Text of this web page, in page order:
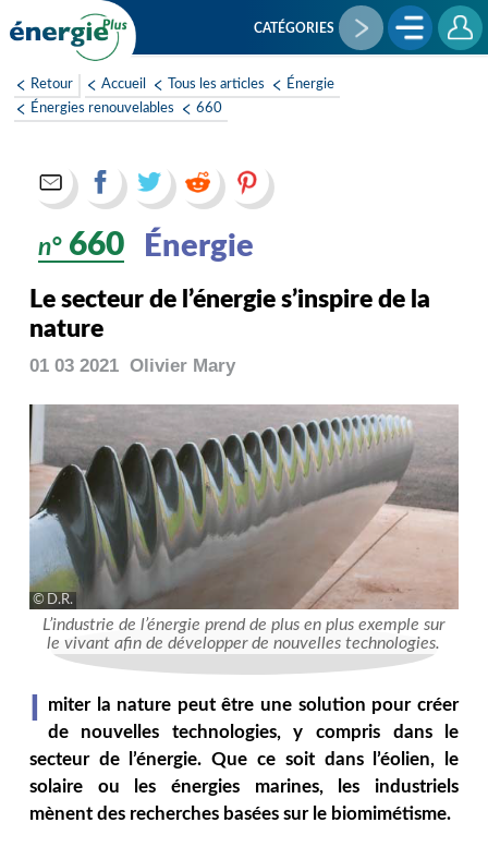
au
CATÉGORIES
Retour Accueil Tous les articles
Énergie
Énergies renouvelables
660
n° 660 Énergie
Le secteur de l’énergie s’inspire de la
nature
01 03 2021 Olivier Mary
D.R.
L’industrie de l’énergie prend de plus en plus exemple sur
le vivant afin de développer de nouvelles technologies.
miter la nature peut être une solution pour créer
de nouvelles technologies, y compris dans le
secteur de l’énergie. Que ce soit dans l’éolien, le
solaire ou les énergies marines, les industriels
mènent des recherches basées sur le biomimétisme.